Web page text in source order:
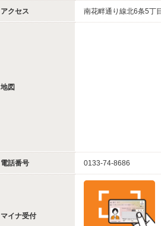
アクセス 南花畔通り線北6条5丁
地図
電話番号 0133-74-8686
マイナ受付